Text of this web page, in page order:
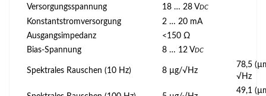
Versorgungsspannung
18 … 28 VDC
Konstantstromversorgung
2 … 20 mA
Ausgangsimpedanz
<150 Ω
Bias-Spannung
8 … 12 VDC
Spektrales Rauschen (10 Hz) 8 µg/√Hz
78,5
√Hz
49,1